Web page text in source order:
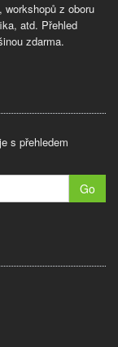
z oboru
atd. Přehled
zdarma.
s přehledem
Go